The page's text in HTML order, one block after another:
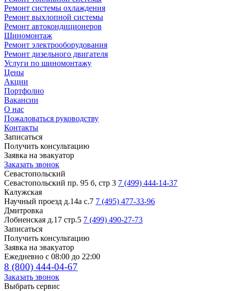
Ремонт системы охлаждения
Ремонт выхлопной системы
Ремонт автокондиционеров
Шиномонтаж
Ремонт электрооборудования
Ремонт дизельного двигателя
Услуги по шиномонтажу
Цены
Акции
Портфолио
Вакансии
О нас
Пожаловаться руководству
Контакты
Записаться
Получить консультацию
Заявка на эвакуатор
Заказать звонок
Севастопольский
Севастопольский пр. 95 б, стр 3 7 (499) 444-14-37
Калужская
Научный проезд д.14а с.7 7 (495) 477-33-96
Дмитровка
Лобненская д.17 стр.5 7 (499) 490-27-73
Записаться
Получить консультацию
Заявка на эвакуатор
Ежедневно с 08:00 до 22:00
8 (800) 444-04-67
Заказать звонок
Выбрать сервис